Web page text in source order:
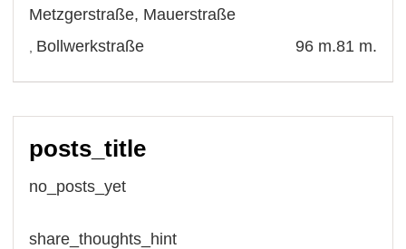
Metzgerstraße, Mauerstraße
81 m.
Bollwerkstraße 96 m.
posts_title
no_posts_yet
share_thoughts_hint